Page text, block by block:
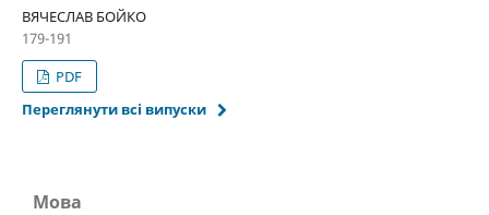
ВЯЧЕСЛАВ БОЙКО
179-191
PDF
Переглянути всі випуски
Мова